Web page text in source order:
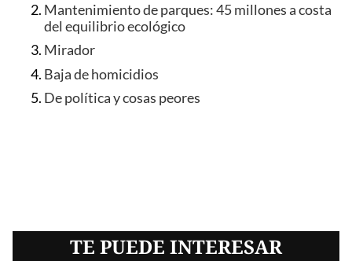
Mantenimiento de parques: 45 millones a costa
del equilibrio ecológico
Mirador
Baja de homicidios
De política y cosas peores
TE PUEDE INTERESAR